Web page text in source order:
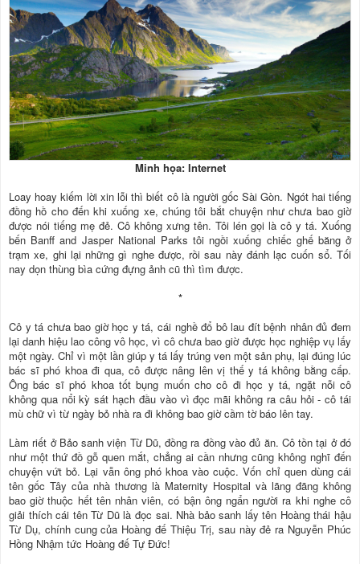
Minh họa: Internet
Loay hoay kiếm lời xin lỗi thì biết cô là người gốc Sài Gòn. Ngót hai tiếng
đồng hồ cho đến khi xuống xe, chúng tôi bắt chuyện như chưa bao giờ
được nói tiếng mẹ đẻ. Cô không xưng tên. Tôi lén gọi là cô y tá. Xuống
bến Banff and Jasper National Parks tôi ngồi xuống chiếc ghế băng ở
trạm xe, ghi lại những gì nghe được, rồi sau này đánh lạc cuốn sổ. Tối
nay dọn thùng bìa cứng đựng ảnh cũ thì tìm được.
*
Cô y tá chưa bao giờ học y tá, cái nghề đổ bô lau đít bệnh nhân đủ đem
lại danh hiệu lao công vô học, vì cô chưa bao giờ được học nghiệp vụ lấy
một ngày. Chỉ vì một lần giúp y tá lấy trúng ven một sản phụ, lại đúng lúc
bác sĩ phó khoa đi qua, cô được nâng lên vị thế y tá không bằng cấp.
Ông bác sĩ phó khoa tốt bụng muốn cho cô đi học y tá, ngặt nỗi cô
không qua nổi kỳ sát hạch đầu vào vì đọc mãi không ra câu hỏi - cô tái
mù chữ vì từ ngày bỏ nhà ra đi không bao giờ cầm tờ báo lên tay.
Làm riết ở Bảo sanh viện Từ Dũ, đồng ra đồng vào đủ ăn. Cô tồn tại ở đó
như một thứ đồ gỗ quen mắt, chẳng ai cần nhưng cũng không nghĩ đến
chuyện vứt bỏ. Lại vẫn ông phó khoa vào cuộc. Vốn chỉ quen dùng cái
tên gốc Tây của nhà thương là Maternity Hospital và lãng đãng không
bao giờ thuộc hết tên nhân viên, có bận ông ngẩn người ra khi nghe cô
giải thích cái tên Từ Dũ là đọc sai. Nhà bảo sanh lấy tên Hoàng thái hậu
Từ Dụ, chính cung của Hoàng đế Thiệu Trị, sau này đẻ ra Nguyễn Phúc
Hồng Nhậm tức Hoàng đế Tự Đức!